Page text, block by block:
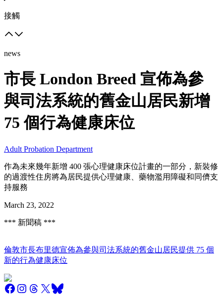
接觸
news
市長 London Breed 宣佈為參
與司法系統的舊金山居民新增
75 個行為健康床位
Adult Probation Department
作為未來幾年新增 400 張心理健康床位計畫的一部分，新裝修
的過渡性住房將為居民提供心理健康、藥物濫用障礙和同儕支
持服務
March 23, 2022
*** 新聞稿 ***
倫敦市長布里德宣佈為參與司法系統的舊金山居民提供 75 個
新的行為健康床位